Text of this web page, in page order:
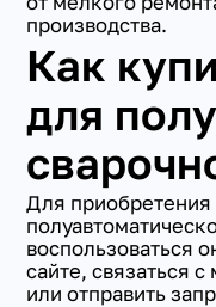
производства.
Как
для
Для приобретения
воспользоваться
сайте, связаться
или отправить